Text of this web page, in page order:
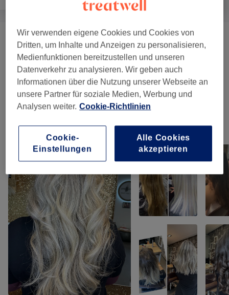
Treatments By Soner Demircan (2 ) ab 15 €
Make-Up (3) ab 80 €
Permanent Make-Up (1) 400 €
Unsere Arbeit
Bild anklicken für weitere Details
Wir verwenden eigene Cookies und Cookies von
Dritten, um Inhalte und Anzeigen zu personalisieren,
Medienfunktionen bereitzustellen und unseren
Datenverkehr zu analysieren. Wir geben auch
Informationen über die Nutzung unserer Webseite an
unsere Partner für soziale Medien, Werbung und
Analysen weiter. Cookie-Richtlinien
Cookie-
Einstellungen
Alle Cookies
akzeptieren